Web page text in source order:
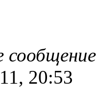
20:53